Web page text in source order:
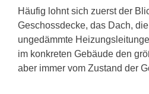
Häufig lohnt sich zuerst der
Geschossdecke, das Dach,
ungedämmte
im konkreten Gebäude den
aber immer vom Zustand der